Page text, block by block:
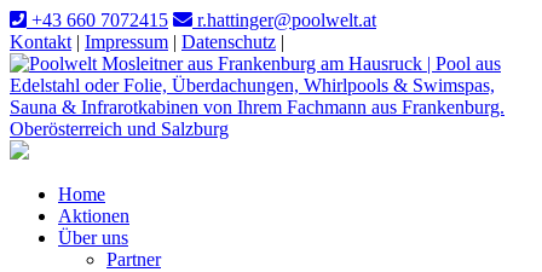
+43 660 7072415
r.hattinger@poolwelt.at
Kontakt | Impressum | Datenschutz |
Home
Aktionen
Über uns
Partner